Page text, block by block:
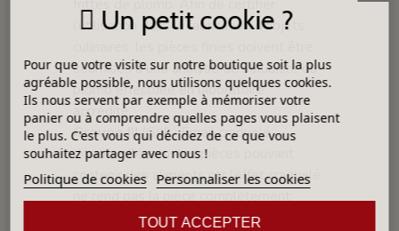
frittes de plomb. Afin de certifier
l’utilisation dans la fabrication d’objets
soumises à une analyse de solubilité du
plomb effectuée en laboratoire
accrédité.
Groupe III(GIII) : Émail craquelé,
déconseillé pour les pièces pouvant
contenir des aliments car l’effet craquelé
ne rend pas la pièce complètement
imperméable - Fritte composée avec un
Un petit cookie ?
Pour que votre visite sur notre boutique soit la plus
agréable possible, nous utilisons quelques cookies.
Ils nous servent par exemple à mémoriser votre
panier ou à comprendre quelles pages vous plaisent
le plus. C'est vous qui décidez de ce que vous
souhaitez partager avec nous !
Politique de cookies Personnaliser les cookies
TOUT ACCEPTER